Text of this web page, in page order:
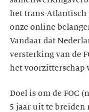
het trans-Atlantisch
onze online
Vandaar dat
versterking van de
het voorzitterschap
Doel is om de FOC
5 jaar uit te breiden